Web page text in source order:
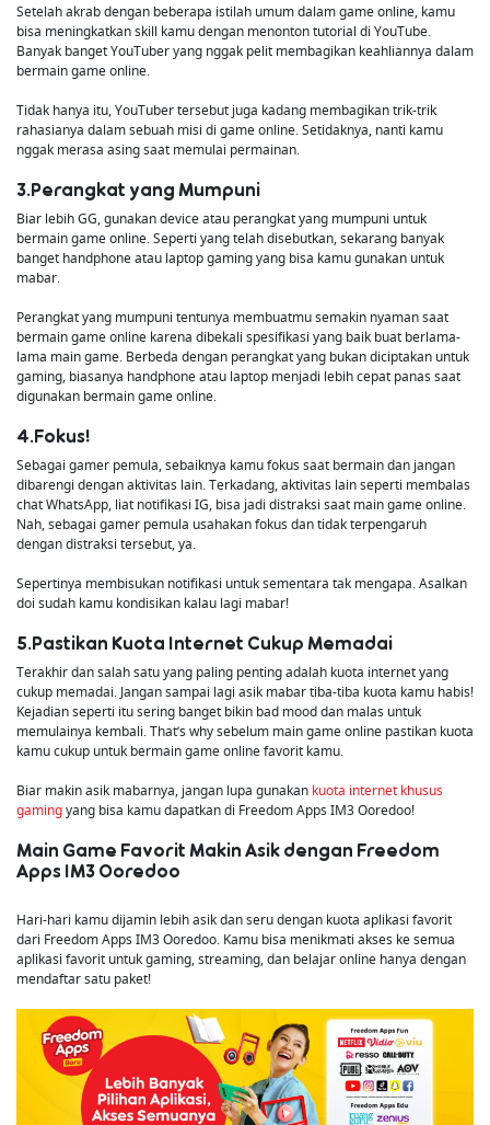
Setelah akrab dengan beberapa istilah umum dalam game online, kamu
bisa meningkatkan skill kamu dengan menonton tutorial di YouTube.
Banyak banget YouTuber yang nggak pelit membagikan keahliannya dalam
bermain game online.
Tidak hanya itu, YouTuber tersebut juga kadang membagikan trik-trik
rahasianya dalam sebuah misi di game online. Setidaknya, nanti kamu
nggak merasa asing saat memulai permainan.
3.Perangkat yang Mumpuni
Biar lebih GG, gunakan device atau perangkat yang mumpuni untuk
bermain game online. Seperti yang telah disebutkan, sekarang banyak
banget handphone atau laptop gaming yang bisa kamu gunakan untuk
mabar.
Perangkat yang mumpuni tentunya membuatmu semakin nyaman saat
bermain game online karena dibekali spesifikasi yang baik buat berlama-
lama main game. Berbeda dengan perangkat yang bukan diciptakan untuk
gaming, biasanya handphone atau laptop menjadi lebih cepat panas saat
digunakan bermain game online.
4.Fokus!
Sebagai gamer pemula, sebaiknya kamu fokus saat bermain dan jangan
dibarengi dengan aktivitas lain. Terkadang, aktivitas lain seperti membalas
chat WhatsApp, liat notifikasi IG, bisa jadi distraksi saat main game online.
Nah, sebagai gamer pemula usahakan fokus dan tidak terpengaruh
dengan distraksi tersebut, ya.
Sepertinya membisukan notifikasi untuk sementara tak mengapa. Asalkan
doi sudah kamu kondisikan kalau lagi mabar!
5.Pastikan Kuota Internet Cukup Memadai
Terakhir dan salah satu yang paling penting adalah kuota internet yang
cukup memadai. Jangan sampai lagi asik mabar tiba-tiba kuota kamu habis!
Kejadian seperti itu sering banget bikin bad mood dan malas untuk
memulainya kembali. That’s why sebelum main game online pastikan kuota
kamu cukup untuk bermain game online favorit kamu.
Biar makin asik mabarnya, jangan lupa gunakan kuota internet khusus
gamingyang bisa kamu dapatkan di Freedom Apps IM3 Ooredoo!
Main Game Favorit Makin Asik dengan Freedom
Apps IM3 Ooredoo
Hari-hari kamu dijamin lebih asik dan seru dengan kuota aplikasi favorit
dari Freedom Apps IM3 Ooredoo. Kamu bisa menikmati akses ke semua
aplikasi favorit untuk gaming, streaming, dan belajar online hanya dengan
mendaftar satu paket!